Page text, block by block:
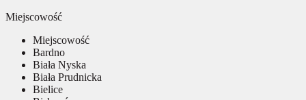
Miejscowość
Miejscowość
Bardno
Biała Nyska
Biała Prudnicka
Bielice